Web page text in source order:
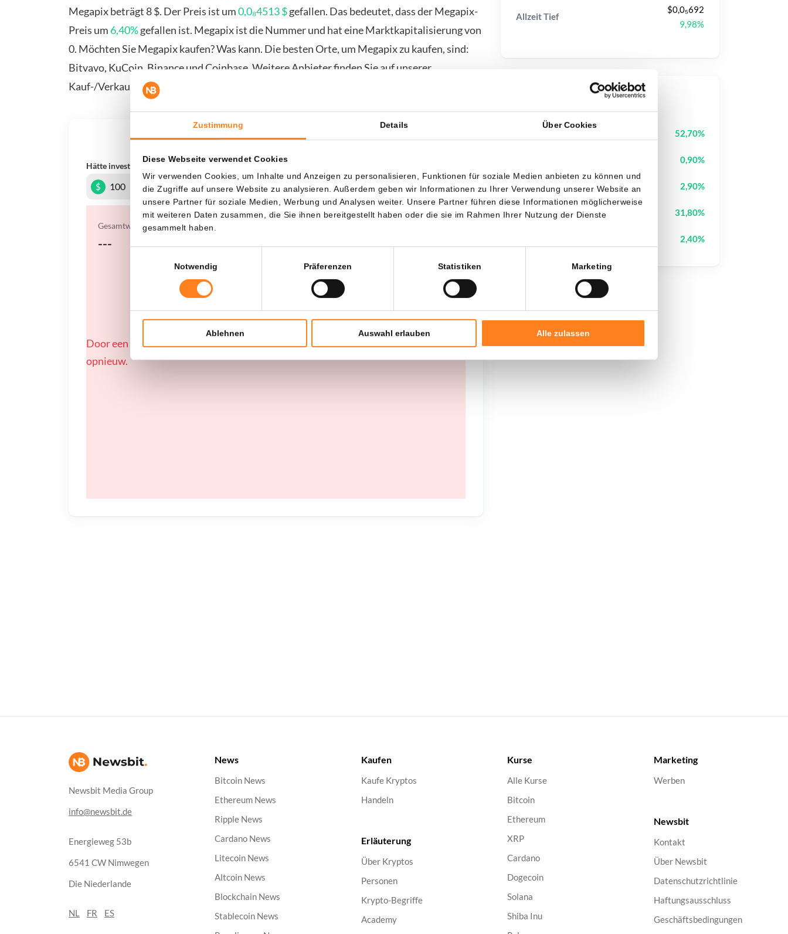
Zustimmung Details Über Cookies
Diese Webseite verwendet Cookies
Wir verwenden Cookies, um Inhalte und Anzeigen zu personalisieren, Funktionen für soziale Medien anbieten zu können und
die Zugriffe auf unsere Website zu analysieren. Außerdem geben wir Informationen zu Ihrer Verwendung unserer Website an
unsere Partner für soziale Medien, Werbung und Analysen weiter. Unsere Partner führen diese Informationen möglicherweise
mit weiteren Daten zusammen, die Sie ihnen bereitgestellt haben oder die sie im Rahmen Ihrer Nutzung der Dienste
gesammelt haben.
Notwendig
Präferenzen Statistiken Marketing
Ablehnen Auswahl erlauben Alle zulassen
Megapix beträgt 8 $. Der Preis ist um0,0₈4513 $gefallen. Das bedeutet, dass der Megapix-
Preis um 6,40%gefallen ist. Megapix ist die Nummer und hat eine Marktkapitalisierung von
0. Möchten Sie Megapix kaufen? Was kann. Die besten Orte, um Megapix zu kaufen, sind:
Bitvavo, KuCoin, Binance und Coinbase. Weitere Anbieter finden Sie auf unserer
Kauf-/Verkaufsseite.
Was, wenn ich...?
Hätte investiert
$
Gesamtwert
---
Door een fout konden er geen gegevens worden opgehaald, probeer het later
opnieuw.
AllzeitTief
$0,0₅692
9,98%
52,70%
0,90%
Sui SUI 2,90%
Biconomy BICO 31,80%
2,40%
Newsbit Media Group
info@newsbit.de
Energieweg 53b
6541 CW Nimwegen
Die Niederlande
NL FR ES
News
Bitcoin News
Ethereum News
Ripple News
Cardano News
Litecoin News
Altcoin News
Blockchain News
Stablecoin News
Kaufen
Kaufe Kryptos
Handeln
Erläuterung
Über Kryptos
Personen
Krypto-Begriffe
Academy
Kurse
Alle Kurse
Bitcoin
Ethereum
XRP
Cardano
Dogecoin
Solana
Shiba Inu
Marketing
Werben
Newsbit
Kontakt
Über Newsbit
Datenschutzrichtlinie
Haftungsausschluss
Geschäftsbedingungen